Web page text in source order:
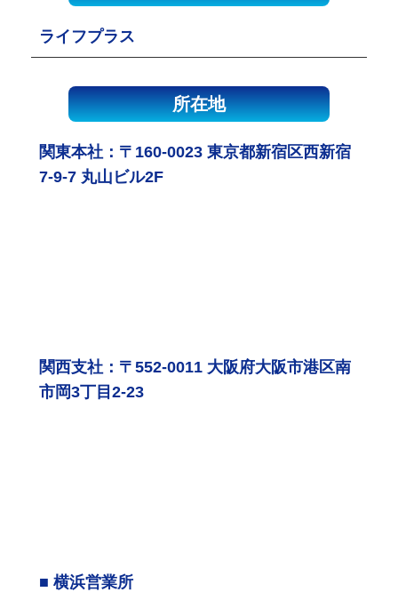
ライフプラス
所在地
関東本社：〒160-0023 東京都新宿区西新宿
7-9-7 丸山ビル2F
関西支社：〒552-0011 大阪府大阪市港区南
市岡3丁目2-23
■ 横浜営業所